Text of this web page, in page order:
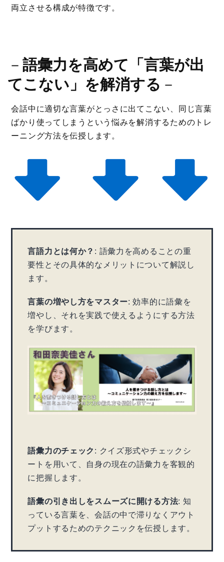
両立させる構成が特徴です。
－ 語彙力を高めて「言葉が出
てこない」を解消する －
会話中に適切な言葉がとっさに出てこない、同じ言葉
ばかり使ってしまうという悩みを解消するためのトレ
ーニング方法を伝授します。
言語力とは何か？ : 語彙力を高めることの重
要性とその具体的なメリットについて解説し
ます。
言葉の増やし方をマスター: 効率的に語彙を
増やし、それを実践で使えるようにする方法
を学びます。
語彙力のチェック : クイズ形式やチェックシ
ートを用いて、自身の現在の語彙力を客観的
に把握します。
語彙の引き出しをスムーズに開ける方法: 知
っている言葉を、会話の中で滞りなくアウト
プットするためのテクニックを伝授します。